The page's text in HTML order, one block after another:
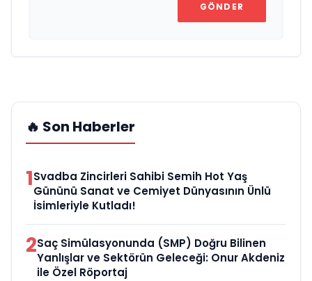
GÖNDER
🔥 Son Haberler
1Svadba Zincirleri Sahibi Semih Hot Yaş
Gününü Sanat ve Cemiyet Dünyasının Ünlü
İsimleriyle Kutladı!
2Saç Simülasyonunda (SMP) Doğru Bilinen
Yanlışlar ve Sektörün Geleceği: Onur Akdeniz
ile Özel Röportaj